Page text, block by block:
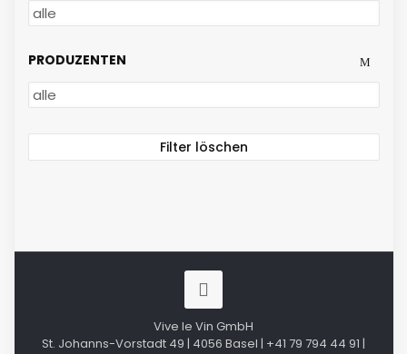
PRODUZENTEN
Filter löschen
Vive le Vin GmbH
St. Johanns-Vorstadt 49 | 4056 Basel | +41 79 794 44 91 |